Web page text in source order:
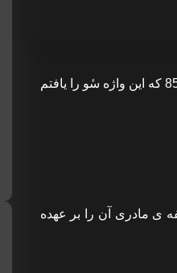
در سال ۷۷ که در نتایج گوگل سایتم در صفحه ی اول جستجو می آمد هیچ واژه معادلی برای اینکار نیافتم و در سال 85 که این واژه سٔو را یافتم
ی مادری آن را بر عهده